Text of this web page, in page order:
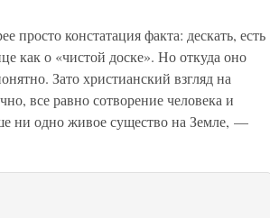
просто констатация факта: дескать, есть
как о «чистой доске». Но откуда оно
Зато христианский взгляд на
все равно сотворение человека и
ни одно живое существо на Земле, —